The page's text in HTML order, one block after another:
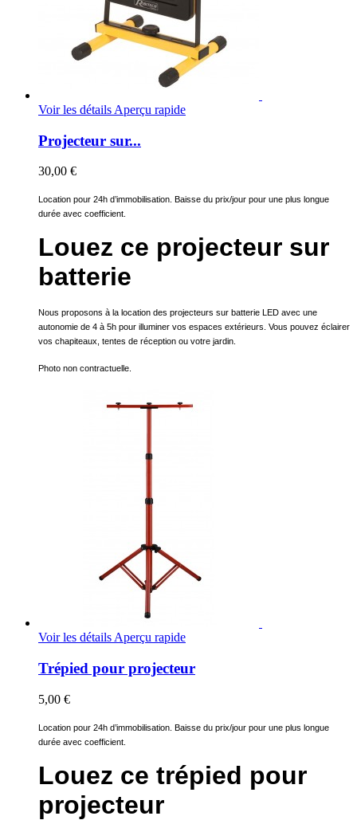
Voir les détails Aperçu rapide
Projecteur sur...
30,00 €
Location pour 24h d’immobilisation. Baisse du prix/jour pour une plus longue
durée avec coefficient.
Louez ce projecteur sur
batterie
Nous proposons à la location des projecteurs sur batterie LED avec une
autonomie de 4 à 5h pour illuminer vos espaces extérieurs. Vous pouvez éclairer
vos chapiteaux, tentes de réception ou votre jardin.
Photo non contractuelle.
Voir les détails Aperçu rapide
Trépied pour projecteur
5,00 €
Location pour 24h d’immobilisation. Baisse du prix/jour pour une plus longue
durée avec coefficient.
Louez ce trépied pour
projecteur